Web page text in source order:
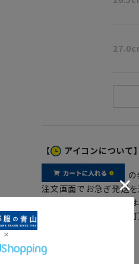
【 アイコンについて】
の
注文画面でお急ぎ発送を
さらにメルマガ会員様
正商品の場合は対応不可